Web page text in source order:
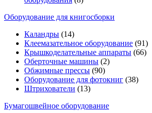
Оборудование для книгосборки
Каландры (14)
Клеемазательное оборудование (91)
Крышкоделательные аппараты (66)
Оберточные машины (2)
Обжимные прессы (90)
Оборудование для фотокниг (38)
Штрихователи (13)
Бумагошвейное оборудование